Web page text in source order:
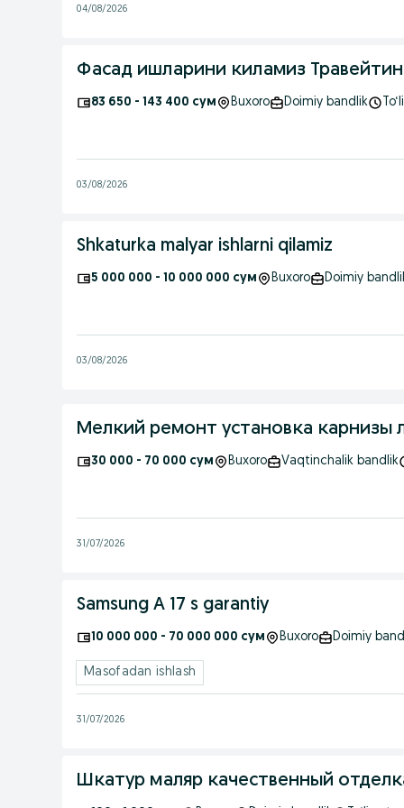
04/08/2026
83 650 - 143 400 сум Buxoro Doimiy bandlik
03/08/2026
Shkaturka malyar ishlarni qilamiz
5 000 000 - 10 000 000 сум Buxoro Doimiy
03/08/2026
Мелкий ремонт установка карнизы
30 000 - 70 000 сум Buxoro Vaqtinchalik bandlik
31/07/2026
Samsung A 17 s garantiy
10 000 000 - 70 000 000 сум Buxoro Doimiy
Masofadan ishlash
31/07/2026
Шкатур маляр качественный